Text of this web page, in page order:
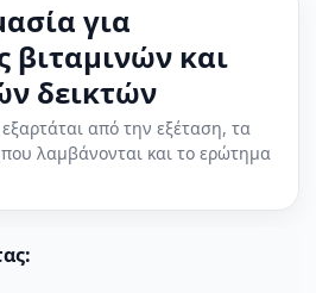
για
βιταμινών και
δεικτών
από την εξέταση, τα
λαμβάνονται και το ερώτημα